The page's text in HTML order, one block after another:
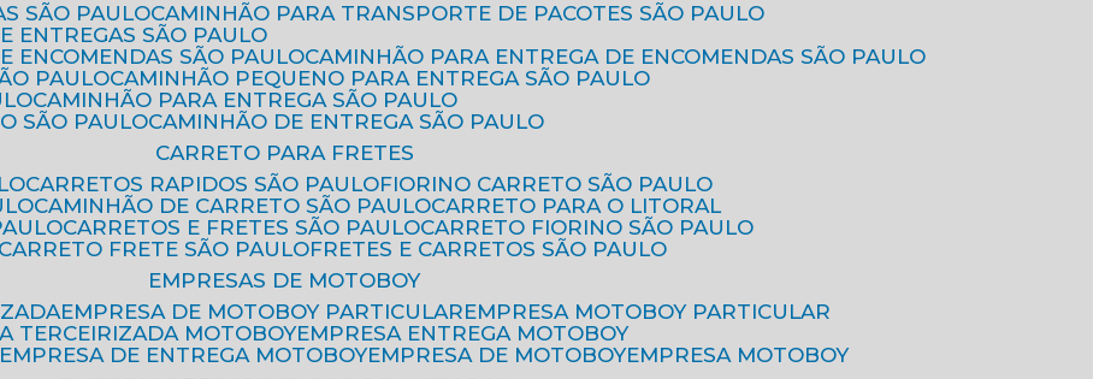
SÃO PAULO
CAMINHÃO PARA TRANSPORTE DE PACOTES SÃO PAULO
ENTREGAS SÃO PAULO
ENCOMENDAS SÃO PAULO
CAMINHÃO PARA ENTREGA DE ENCOMENDAS SÃO PAULO
PAULO
CAMINHÃO PEQUENO PARA ENTREGA SÃO PAULO
CAMINHÃO PARA ENTREGA SÃO PAULO
SÃO PAULO
CAMINHÃO DE ENTREGA SÃO PAULO
CARRETO PARA FRETES
CARRETOS RAPIDOS SÃO PAULO
FIORINO CARRETO SÃO PAULO
CAMINHÃO DE CARRETO SÃO PAULO
CARRETO PARA O LITORAL
CARRETOS E FRETES SÃO PAULO
CARRETO FIORINO SÃO PAULO
CARRETO FRETE SÃO PAULO
FRETES E CARRETOS SÃO PAULO
EMPRESAS DE MOTOBOY
EMPRESA DE MOTOBOY PARTICULAR
EMPRESA MOTOBOY PARTICULAR
TERCEIRIZADA MOTOBOY
EMPRESA ENTREGA MOTOBOY
EMPRESA DE ENTREGA MOTOBOY EMPRESA DE MOTOBOY
EMPRESA MOTOBOY